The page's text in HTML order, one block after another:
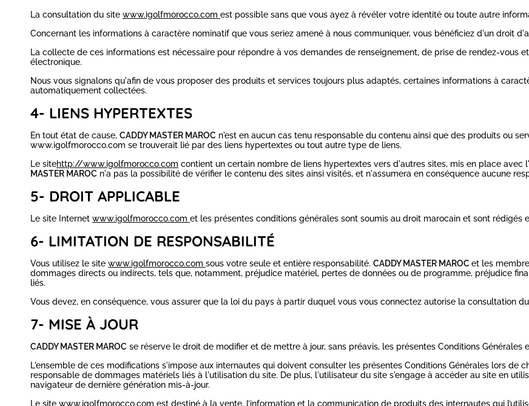
La consultation du site www.igolfmorocco.com est possible sans que vous ayez à révéler votre identité ou toute autre
Concernant les informations à caractère nominatif que vous seriez amené à nous communiquer, vous bénéficiez d'un droit
La collecte de ces informations est nécessaire pour répondre à vos demandes de renseignement, de prise de rendez-vous
électronique.
Nous vous signalons qu'afin de vous proposer des produits et services toujours plus adaptés, certaines informations à
automatiquement collectées.
4- LIENS HYPERTEXTES
En tout état de cause, CADDY MASTER MAROC n'est en aucun cas tenu responsable du contenu ainsi que des produits ou
www.igolfmorocco.com se trouverait lié par des liens hypertextes ou tout autre type de liens.
Le sitehttp://www.igolfmorocco.com contient un certain nombre de liens hypertextes vers d'autres sites, mis en place avec
MASTER MAROC n'a pas la possibilité de vérifier le contenu des sites ainsi visités, et n'assumera en conséquence aucune
5- DROIT APPLICABLE
Le site Internet www.igolfmorocco.com et les présentes conditions générales sont soumis au droit marocain et sont rédigés
6- LIMITATION DE RESPONSABILITÉ
Vous utilisez le site www.igolfmorocco.com sous votre seule et entière responsabilité. CADDY MASTER MAROC et les
dommages directs ou indirects, tels que, notamment, préjudice matériel, pertes de données ou de programme, préjudice
liés.
Vous devez, en conséquence, vous assurer que la loi du pays à partir duquel vous vous connectez autorise la consultation
7- MISE À JOUR
CADDY MASTER MAROC se réserve le droit de modifier et de mettre à jour, sans préavis, les présentes Conditions
L'ensemble de ces modifications s'impose aux internautes qui doivent consulter les présentes Conditions Générales lors de
responsable de dommages matériels liés à l'utilisation du site. De plus, l'utilisateur du site s'engage à accéder au site en
navigateur de dernière génération mis-à-jour.
Le site www.igolfmorocco.com est destiné à la vente, l’information et la communication de produits des internautes qui